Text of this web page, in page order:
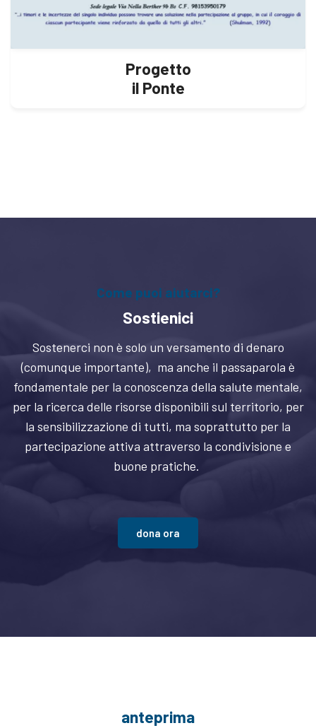
Progetto
il Ponte
Come puoi aiutarci?
Sostienici
Sostenerci non è solo un versamento di denaro
(comunque importante), ma anche il passaparola è
fondamentale per la conoscenza della salute mentale,
per la ricerca delle risorse disponibili sul territorio, per
la sensibilizzazione di tutti, ma soprattutto per la
partecipazione attiva attraverso la condivisione e
buone pratiche.
dona ora
anteprima